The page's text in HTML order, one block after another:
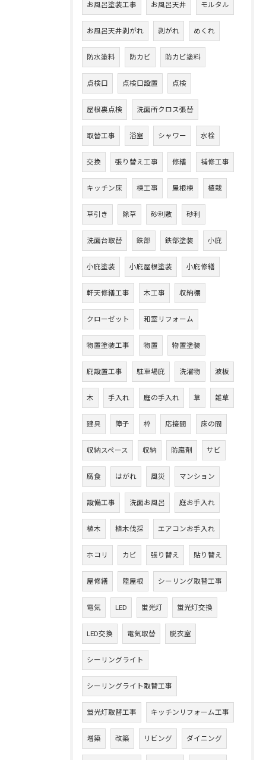
お風呂塗装工事 お風呂天井 モルタル
お風呂天井剥がれ 剥がれ めくれ
防水塗料 防カビ 防カビ塗料
点検口 点検口設置 点検
屋根裏点検 洗面所クロス張替
取替工事 浴室 シャワー 水栓
交換 張り替え工事 修繕 補修工事
キッチン床 棟工事 屋根棟 植栽
草引き 除草 砂利敷 砂利
洗面台取替 鉄部 鉄部塗装 小庇
小庇塗装 小庇屋根塗装 小庇修繕
軒天修繕工事 木工事 収納棚
クローゼット 和室リフォーム
物置塗装工事 物置 物置塗装
庇設置工事 駐車場庇 洗濯物 波板
木 手入れ 庭の手入れ 草 雑草
建具 障子 枠 応接間 床の間
収納スペース 収納 防腐剤 サビ
腐食 はがれ 風災 マンション
設備工事 洗面お風呂 庭お手入れ
植木 植木伐採 エアコンお手入れ
ホコリ カビ 張り替え 貼り替え
屋修繕 陸屋根 シーリング取替工事
電気 LED 蛍光灯 蛍光灯交換
LED交換 電気取替 脱衣室
シーリングライト
シーリングライト取替工事
蛍光灯取替工事 キッチンリフォーム工事
増築 改築 リビング ダイニング